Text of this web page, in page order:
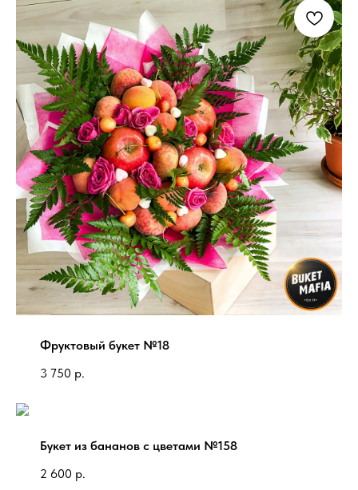
Фруктовый букет №18
3 750 р.
Букет из бананов с цветами №158
2 600 р.